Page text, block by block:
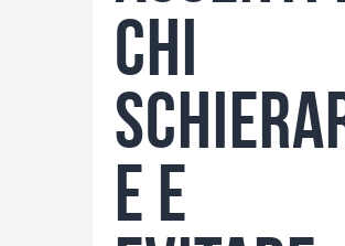
chi
e e